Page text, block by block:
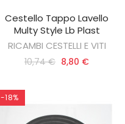
AGGIUNGI AL CARRELLO
Cestello Tappo Lavello
Multy Style Lb Plast
RICAMBI CESTELLI E VITI
10,74 € 8,80 €
-18%